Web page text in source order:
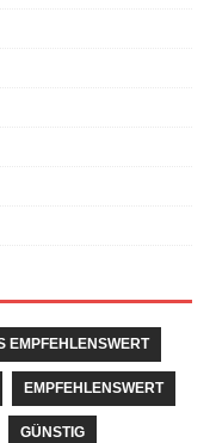
EMPFEHLENSWERT
EMPFEHLENSWERT
GÜNSTIG